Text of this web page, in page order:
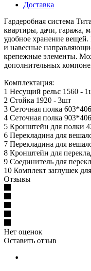
Доставка
Гардеробная система
квартиры, дачи, гаража,
удобное хранение
и навесные
крепежные элементы.
дополнительных
Комплектация:
1 Несущий рельс 1560 -
2 Стойка 1920 - 3шт
3 Сеточная полка
4 Сеточная полка
5 Кронштейн для полки
6 Перекладина для
7 Перекладина для
8 Кронштейн для
9 Соединитель для
10 Комплект заглушек
Отзывы
Нет оценок
Оставить отзыв